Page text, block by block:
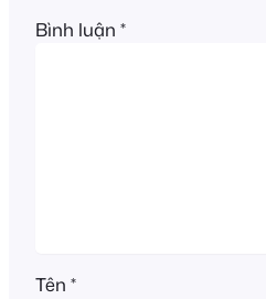
Bình luận *
Tên *